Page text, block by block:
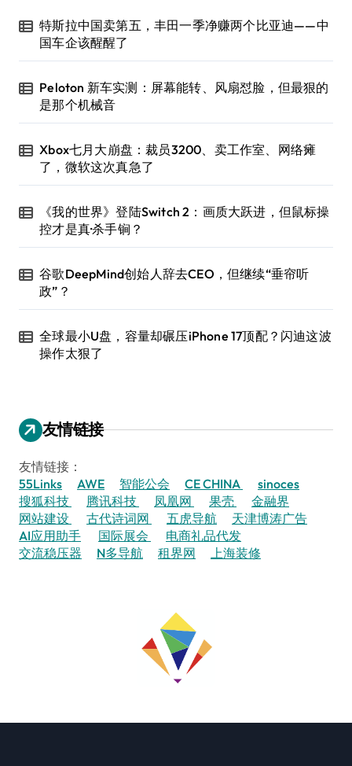
特斯拉中国卖第五，丰田一季净赚两个比亚迪——中
国车企该醒醒了
Peloton 新车实测：屏幕能转、风扇怼脸，但最狠的
是那个机械音
Xbox七月大崩盘：裁员3200、卖工作室、网络瘫
了，微软这次真急了
《我的世界》登陆Switch 2：画质大跃进，但鼠标操
控才是真·杀手锏？
谷歌DeepMind创始人辞去CEO，但继续“垂帘听
政”？
全球最小U盘，容量却碾压iPhone 17顶配？闪迪这波
操作太狠了
友情链接
友情链接：
55Links
AWE 智能公会 CE CHINA
sinoces
搜狐科技
腾讯科技 凤凰网 果壳
金融界
网站建设
古代诗词网 五虎导航
天津博涛广告
AI应用助手
国际展会
电商礼品代发
交流稳压器
N多导航 租界网 上海装修